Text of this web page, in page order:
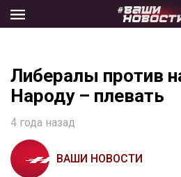
the
Либералы против
Народу – плевать
4 года назад
ВАШИ НОВОСТИ